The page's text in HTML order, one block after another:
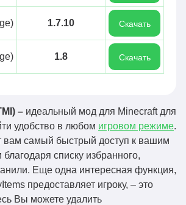
1.7.10 Скачать
1.8 Скачать
– идеальный мод для Minecraft для
удобство в любом игровом режиме.
вам самый быстрый доступ к вашим
списку избранного,
Еще одна интересная функция,
предоставляет игроку, – это
Вы можете удалить